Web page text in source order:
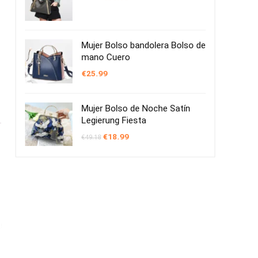
Mujer Bolso bandolera Bolso de
mano Cuero
€25.99
Mujer Bolso de Noche Satín
Legierung Fiesta
€49.18 El
€18.99El